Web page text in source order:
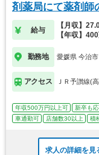
剤薬局にて薬剤師
給与
【月収】
【年収】
勤務地 愛媛県 今治市
アクセス ＪＲ予讃線(
年収500万円以上可 新卒も
車通勤可
店舗数30以上 積
求人の詳細を見